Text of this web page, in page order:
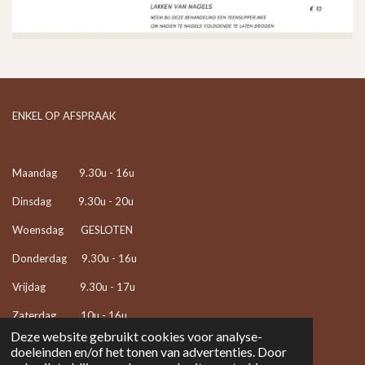
Deze website gebruikt cookies voor analyse-
doeleinden en/of het tonen van advertenties. Door
ENKEL OP AFSPRAAK
Maandag 9.30u - 16u
Dinsdag 9.30u - 20u
Woensdag GESLOTEN
Donderdag 9.30u - 16u
Vrijdag 9.30u - 17u
Zaterdag 10u - 16u